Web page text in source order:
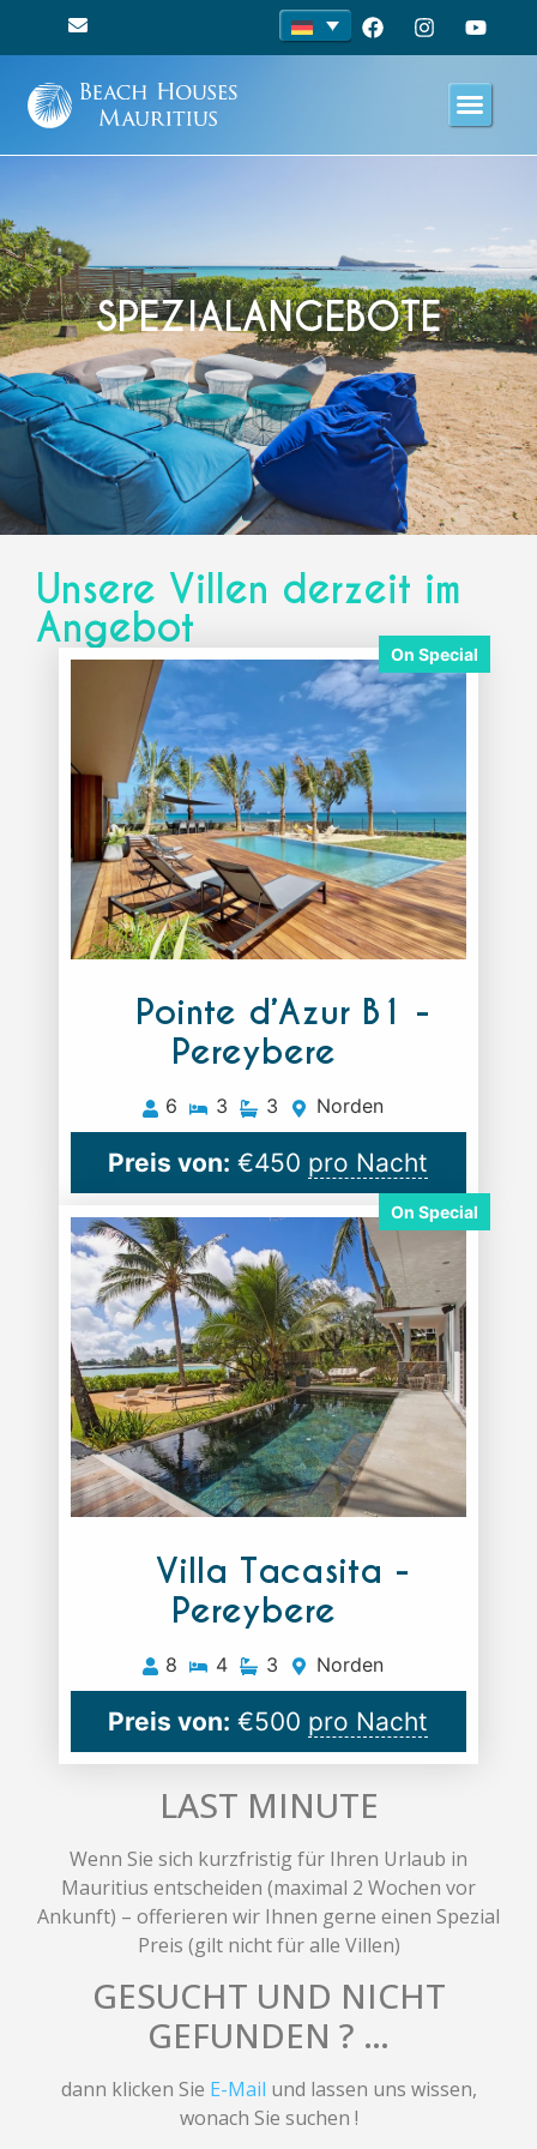
SPEZIALANGEBOTE
Unsere Villen derzeit im
Angebot
Pointe d’Azur B1 -
Pereybere
6 3 3 Norden
Preis von: €450 pro Nacht
Villa Tacasita -
Pereybere
8 4 3 Norden
Preis von: €500 pro Nacht
LAST MINUTE
Wenn Sie sich kurzfristig für Ihren Urlaub in
Mauritius entscheiden (maximal 2 Wochen vor
Ankunft) – offerieren wir Ihnen gerne einen Spezial
Preis (gilt nicht für alle Villen)
GESUCHT UND NICHT
GEFUNDEN ? …
dann klicken Sie E-Mail und lassen uns wissen,
wonach Sie suchen !